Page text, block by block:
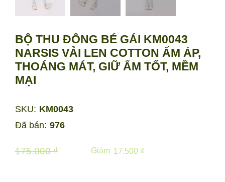
BỘ THU ĐÔNG BÉ GÁI KM0043
NARSIS VẢI LEN COTTON ẤM ÁP,
THOÁNG MÁT, GIỮ ẤM TỐT, MỀM
MẠI
Đã bán: 976
175.000 ₫ 17.500 ₫
Giảm
SKU: KM0043